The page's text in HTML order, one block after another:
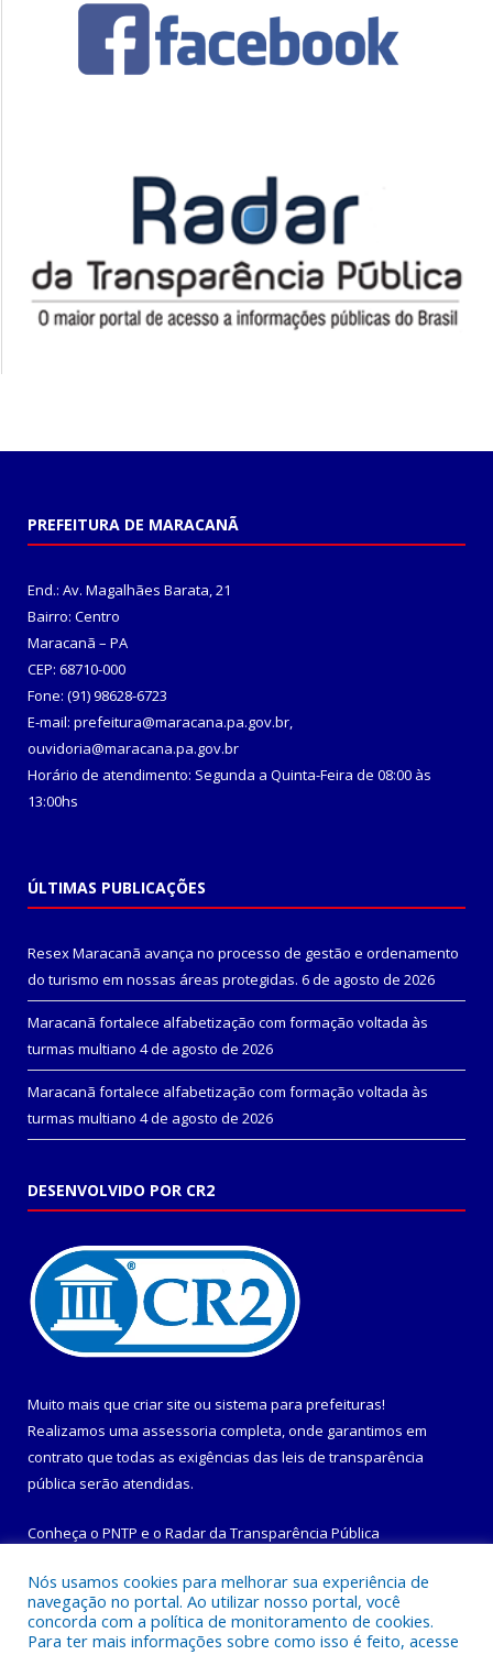
PREFEITURA DE MARACANÃ
End.: Av. Magalhães Barata, 21
Bairro: Centro
Maracanã – PA
CEP: 68710-000
Fone: (91) 98628-6723
E-mail: prefeitura@maracana.pa.gov.br,
ouvidoria@maracana.pa.gov.br
Horário de atendimento: Segunda a Quinta-Feira de 08:00 às
13:00hs
ÚLTIMAS PUBLICAÇÕES
Resex Maracanã avança no processo de gestão e ordenamento
do turismo em nossas áreas protegidas. 6 de agosto de 2026
Maracanã fortalece alfabetização com formação voltada às
turmas multiano 4 de agosto de 2026
Maracanã fortalece alfabetização com formação voltada às
turmas multiano 4 de agosto de 2026
DESENVOLVIDO POR CR2
Muito mais que criar site ou sistema para prefeituras!
Realizamos uma assessoria completa, onde garantimos em
contrato que todas as exigências das leis de transparência
pública serão atendidas.
Conheça o PNTP e o Radar da Transparência Pública
Todos os direitos reservados a Prefeitura Municipal de
Nós usamos cookies para melhorar sua experiência de
navegação no portal. Ao utilizar nosso portal, você
concorda com a política de monitoramento de cookies.
Para ter mais informações sobre como isso é feito, acesse